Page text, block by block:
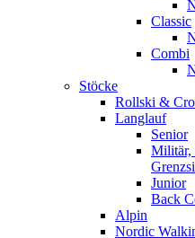
Classic
Combi
Stöcke
Rollski &
Langlauf
Senior
Militär,
Junior
Back
Alpin
Nordic